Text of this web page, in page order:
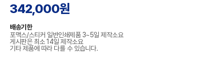
342,000원
배송기한
포맥스/스티커 일반인쇄제품 3~5일 제작소요
게시판은 최소 14일 제작소요
기타 제품에 따라 다를 수 있습니다.